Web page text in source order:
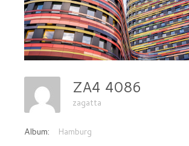
ZA4 4086
zagatta
Album: Hamburg